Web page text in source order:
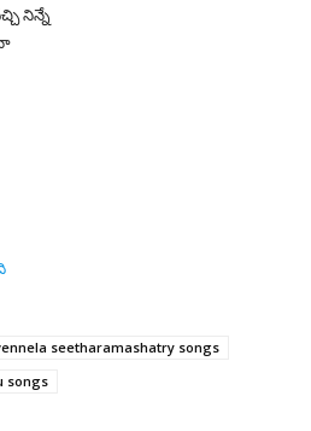
నిన్నే
seetharamashatry songs
songs